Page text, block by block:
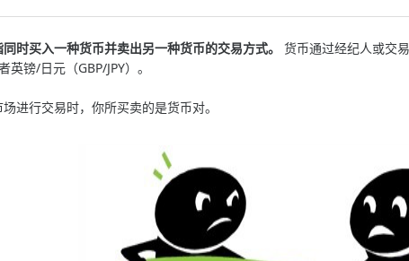
时买入一种货币并卖出另一种货币的交易方式。
货币通过经纪人或交
英镑/日元（GBP/JPY）。
进行交易时，你所买卖的是货币对。